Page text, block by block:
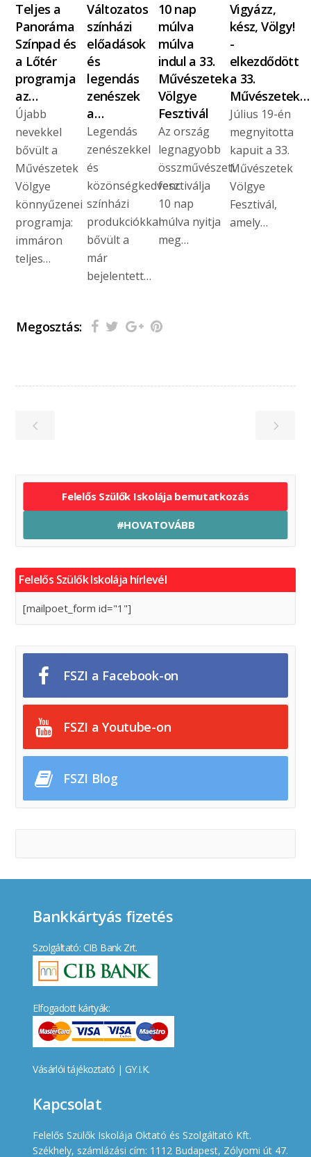
Teljes a
Panoráma
Színpad és
a Lőtér
programja
az…
Újabb
nevekkel
bővült a
Művészetek
Völgye
könnyűzenei
programja:
immáron
teljes…
Változatos
színházi
előadások
és
legendás
zenészek
a…
Legendás
zenészekkel
és
közönségkedvenc
színházi
produkciókkal
bővült a
már
bejelentett…
10 nap
múlva
múlva
indul a 33.
Művészetek
Völgye
Fesztivál
Az ország
legnagyobb
összművészeti
fesztiválja
10 nap
múlva nyitja
meg…
Vigyázz,
kész, Völgy!
-
elkezdődött
a 33.
Művészetek…
Július 19-én
megnyitotta
kapuit a 33.
Művészetek
Völgye
Fesztivál,
amely…
Megosztás:
Felelős Szülők Iskolája bemutatkozás
#HOVATOVÁBB
Felelős Szülők Iskolája hírlevél
[mailpoet_form id="1"]
FSZI a Facebook-on
FSZI a Youtube-on
FSZI Blog
Bankkártyás fizetés
Szolgáltató: CIB Bank Zrt.
Elfogadott kártyák:
Vásárlói tájékoztató | GY.I.K.
Kapcsolat
Felelős Szülők Iskolája Oktató és Szolgáltató Kft.
Székhely, számlázási cím: 1112 Budapest, Zólyomi út 47.